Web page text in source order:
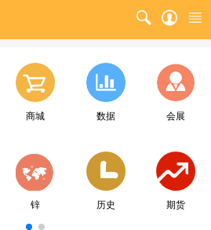
商城 数据 会展
锌 历史 期货